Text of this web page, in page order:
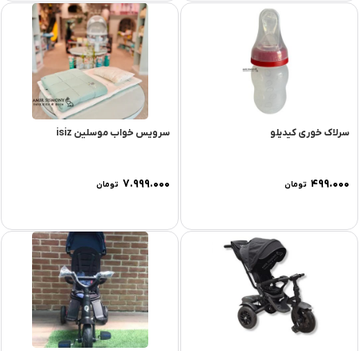
سرلاک خوری کیدیلو
۴۹۹.۰۰۰ تومان
سرویس خواب موسلین isiz
۷.۹۹۹.۰۰۰ تومان